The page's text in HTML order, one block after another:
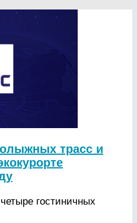
трасс и
гостиничных